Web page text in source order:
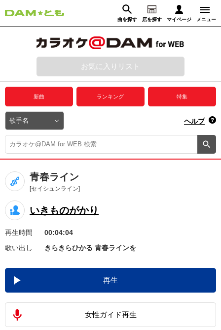
曲を探す 店を探す マイページ メニュー
動画からさがす 録音からさがす
ログイン
プレミアムサービス
DAM★とも動画
DAM★とも録音
カラオケ＠DAM
ユーザー検索
キャンペーン
お知らせ よくあるご質問
DAMの新曲・ランキングなど
カラオケ最新情報をチェック！
お気に入りリスト
新曲 ランキング 特集
ヘルプ
青春ライン
[セイシュンライン]
いきものがかり
再生時間
00:04:04
歌い出し
きらきらひかる 青春ラインを
再生
女性ガイド再生